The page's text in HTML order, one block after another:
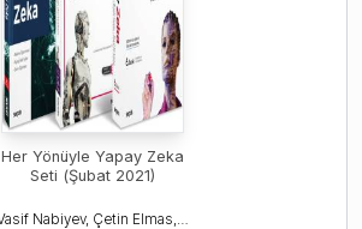
Her Yönüyle Yapay Zeka
Seti (Şubat 2021)
Vasif Nabiyev, Çetin Elmas, Emrah Aydemir